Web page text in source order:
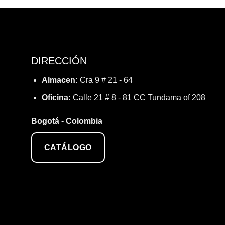
DIRECCIÓN
Almacen: Cra 9 # 21 - 64
Oficina: Calle 21 # 8 - 81 CC Tundama of 208
Bogotá - Colombia
CATÁLOGO